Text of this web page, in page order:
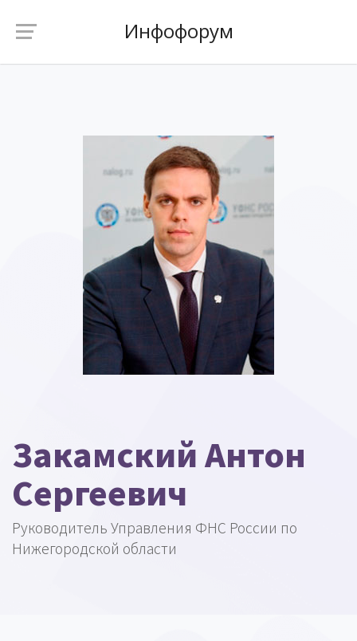
Инфофорум
Закамский Антон
Сергеевич
Руководитель Управления ФНС России по
Нижегородской области